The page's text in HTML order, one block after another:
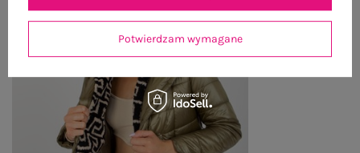
Potwierdzam wymagane